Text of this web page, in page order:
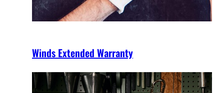
Winds Extended Warranty